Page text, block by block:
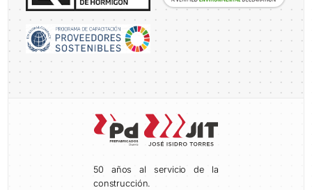
50 años al servicio de la
construcción.